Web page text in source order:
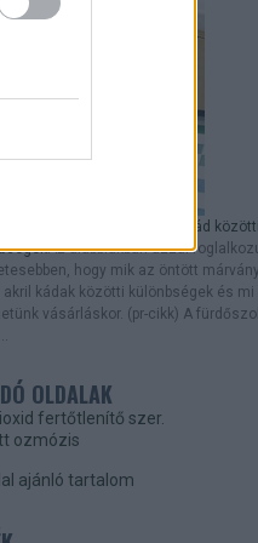
márvány kád és az akrilkád közötti
Az alábbiakban azzal
hogy mik az öntött
akril kádak közötti különbségek és mi
vásárláskor. (pr-cikk) A
OLDALAK
fertőtlenítő szer.
ozmózis
ajánló tartalom